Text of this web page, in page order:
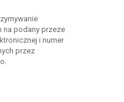
na podany przeze
i numer
przez